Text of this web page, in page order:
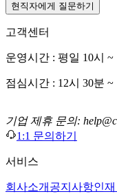
현직자에게 질문하기
고객센터
운영시간 : 평일 10시
점심시간 : 12시 30분 ~
기업 제휴 문의:
1:1 문의하기
서비스
회사소개 공지사항인